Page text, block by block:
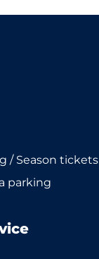
/ Season tickets
parking